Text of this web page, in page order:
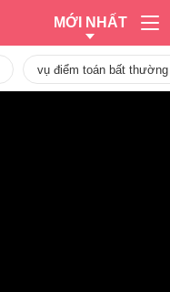
MỚI NHẤT
vụ điểm toán bất